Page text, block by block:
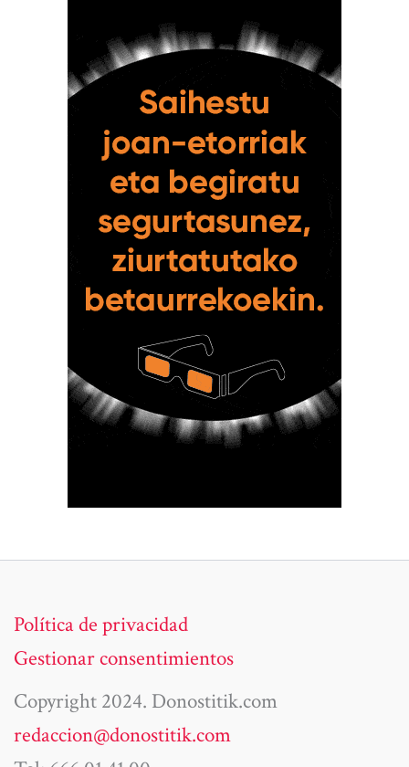
Política de privacidad
Gestionar consentimientos
Copyright 2024. Donostitik.com
redaccion@donostitik.com